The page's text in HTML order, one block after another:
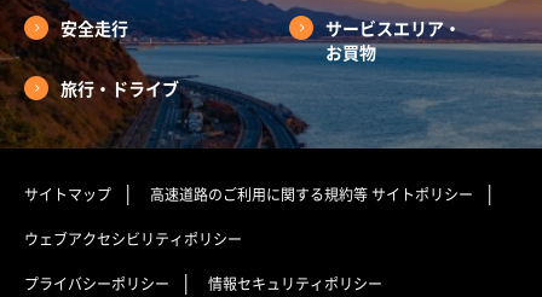
安全走行
サービスエリア・
お買物
旅行・ドライブ
サイトマップ 高速道路のご利用に関する規約等サイトポリシー
ウェブアクセシビリティポリシー
プライバシーポリシー 情報セキュリティポリシー